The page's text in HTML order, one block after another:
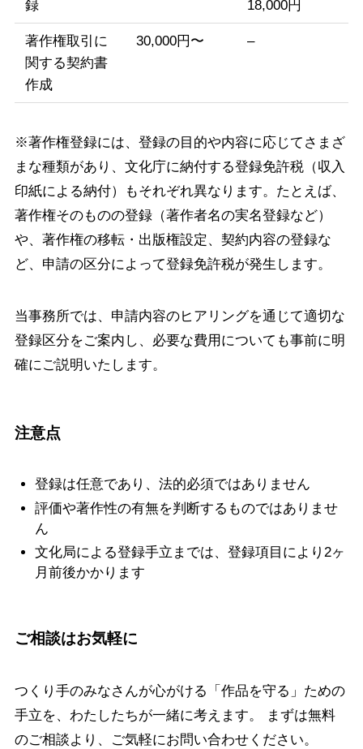
録 18,000円
著作権取引に
関する契約書
作成
30,000円〜 –
※著作権登録には、登録の目的や内容に応じてさまざ
まな種類があり、文化庁に納付する登録免許税（収入
印紙による納付）もそれぞれ異なります。たとえば、
著作権そのものの登録（著作者名の実名登録など）
や、著作権の移転・出版権設定、契約内容の登録な
ど、申請の区分によって登録免許税が発生します。
当事務所では、申請内容のヒアリングを通じて適切な
登録区分をご案内し、必要な費用についても事前に明
確にご説明いたします。
注意点
登録は任意であり、法的必須ではありません
評価や著作性の有無を判断するものではありませ
ん
文化局による登録手立までは、登録項目により2ヶ
月前後かかります
ご相談はお気軽に
つくり手のみなさんが心がける「作品を守る」ための
手立を、わたしたちが一緒に考えます。 まずは無料
のご相談より、ご気軽にお問い合わせください。